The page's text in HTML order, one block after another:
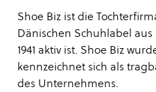
Shoe Biz ist die
Dänischen Schuhlabel
1941 aktiv ist. Shoe Biz
kennzeichnet sich als
des Unternehmens.